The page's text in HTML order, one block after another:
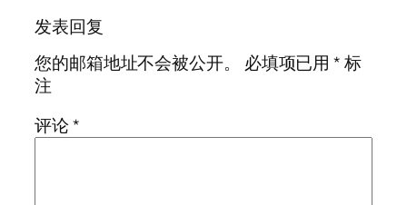
发表回复
您的邮箱地址不会被公开。
必填项已用*标
注
评论*